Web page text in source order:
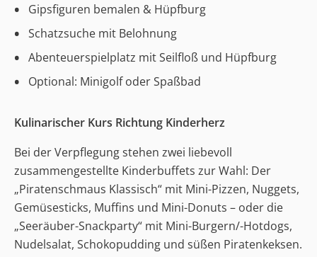
Gipsfiguren bemalen & Hüpfburg
Schatzsuche mit Belohnung
Abenteuerspielplatz mit Seilfloß und Hüpfburg
Optional: Minigolf oder Spaßbad
Kulinarischer Kurs Richtung Kinderherz
Bei der Verpflegung stehen zwei liebevoll
zusammengestellte Kinderbuffets zur Wahl: Der
„Piratenschmaus Klassisch“ mit Mini-Pizzen, Nuggets,
Gemüsesticks, Muffins und Mini-Donuts – oder die
„Seeräuber-Snackparty“ mit Mini-Burgern/-Hotdogs,
Nudelsalat, Schokopudding und süßen Piratenkeksen.